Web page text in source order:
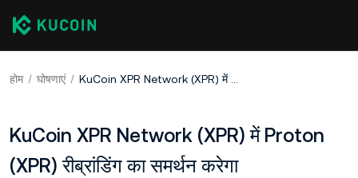
होम घोषणाएं KuCoin XPR Network (XPR) में Proton (XPR) रीब्रांडिंग का समर्थन करेगा
KuCoin XPR Network (XPR) में Proton
(XPR) रीब्रांडिंग का समर्थन करेगा